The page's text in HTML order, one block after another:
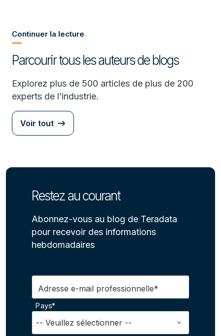
Continuer la lecture
Parcourir tous les auteurs de blogs
Explorez plus de 500 articles de plus de 200
experts de l’industrie.
Voir tout
Restez au courant
Abonnez-vous au blog de Teradata
pour recevoir des informations
hebdomadaires
Adresse e-mail professionnelle*
Pays*